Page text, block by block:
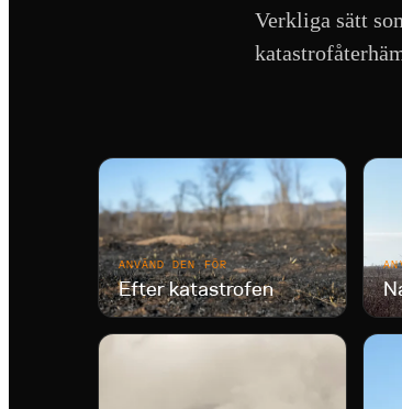
Verkliga sätt
ANVÄND DEN FÖR
Efter katastrofen